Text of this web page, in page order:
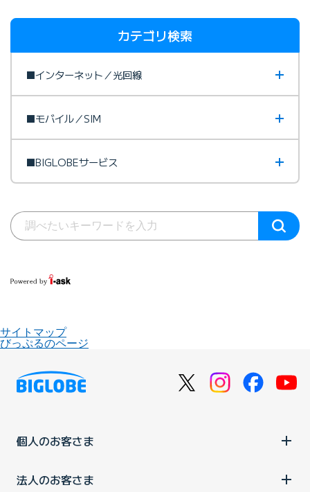
カテゴリ検索
■インターネット／光回線
■モバイル／SIM
■BIGLOBEサービス
サイトマップ
びっぷるのページ
個人のお客さま
法人のお客さま